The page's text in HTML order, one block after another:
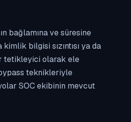
bağlamına ve süresine
bilgisi sızıntısı ya da
tetikleyici olarak ele
teknikleriyle
SOC ekibinin mevcut